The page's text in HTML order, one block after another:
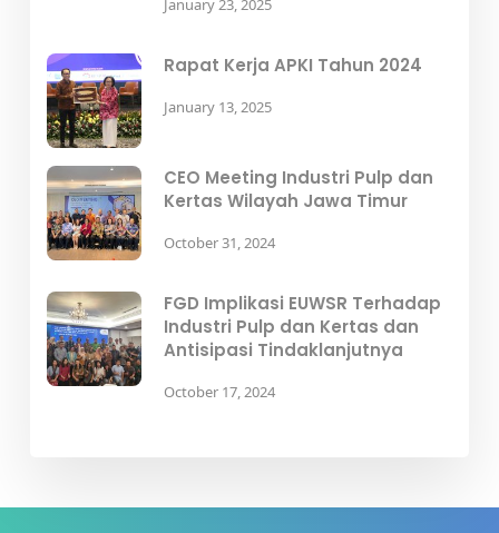
January 23, 2025
Rapat Kerja APKI Tahun 2024
January 13, 2025
CEO Meeting Industri Pulp dan
Kertas Wilayah Jawa Timur
October 31, 2024
FGD Implikasi EUWSR Terhadap
Industri Pulp dan Kertas dan
Antisipasi Tindaklanjutnya
October 17, 2024